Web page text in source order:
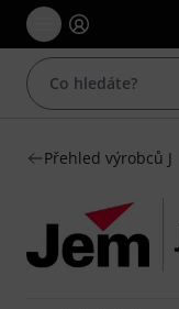
Přehled výrobců J